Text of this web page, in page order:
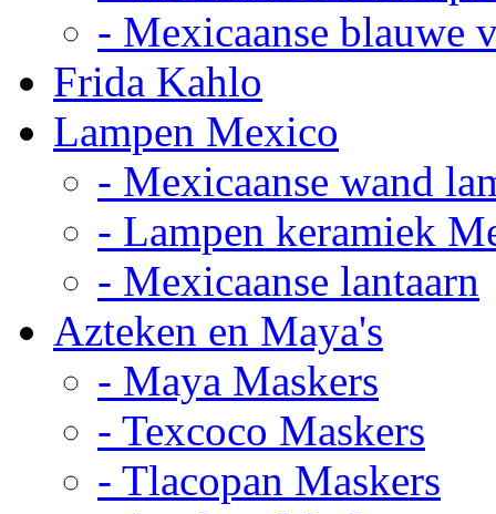
- Mexicaanse blauwe
Frida Kahlo
Lampen Mexico
- Mexicaanse wand
- Lampen keramiek
- Mexicaanse lantaarn
Azteken en Maya's
- Maya Maskers
- Texcoco Maskers
- Tlacopan Maskers